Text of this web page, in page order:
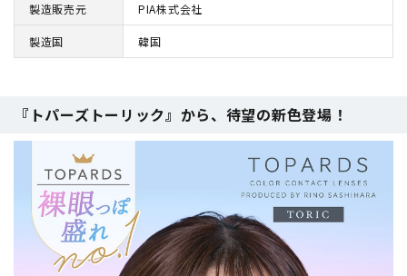
製造販売元 PIA株式会社
製造国 韓国
『トパーズトーリック』から、待望の新色登場！